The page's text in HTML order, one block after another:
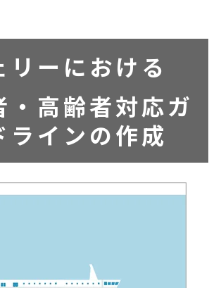
リーにおける
・高齢者対応ガ
ラインの作成